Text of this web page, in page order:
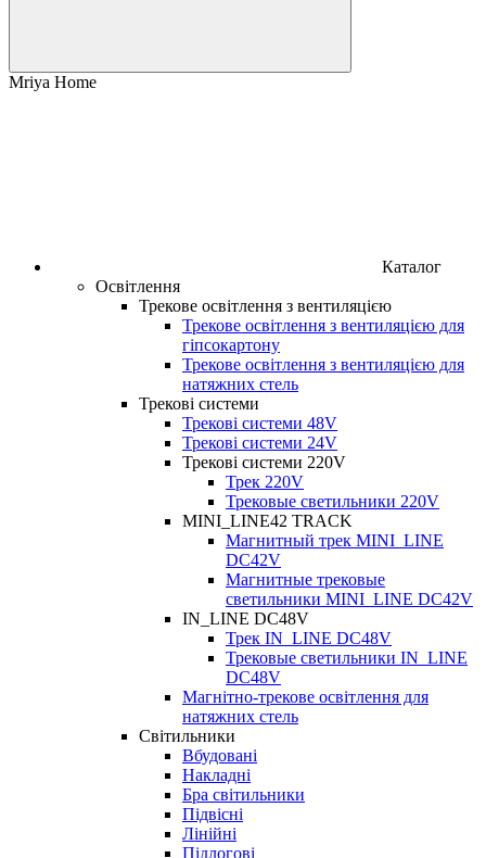
Mriya Home
Каталог
Освітлення
Трекове освітлення з вентиляцією
Трекове освітлення з вентиляцією для
гіпсокартону
Трекове освітлення з вентиляцією для
натяжних стель
Трекові системи
Трекові системи 48V
Трекові системи 24V
Трекові системи 220V
Трек 220V
Трековые светильники 220V
MINI_LINE42 TRACK
Магнитный трек MINI_LINE
DC42V
Магнитные трековые
светильники MINI_LINE DC42V
IN_LINE DC48V
Трек IN_LINE DC48V
Трековые светильники IN_LINE
DC48V
Магнітно-трекове освітлення для
натяжних стель
Світильники
Вбудовані
Накладні
Бра світильники
Підвісні
Лінійні
Підлогові